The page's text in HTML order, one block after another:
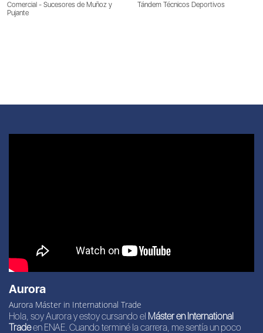
Comercial - Sucesores de Muñoz y
Pujante
Tándem Técnicos Deportivos
Aurora
Aurora Máster in International Trade
Hola, soy Aurora y estoy cursando el Máster en International
Tradeen ENAE. Cuando terminé la carrera, me sentía un poco